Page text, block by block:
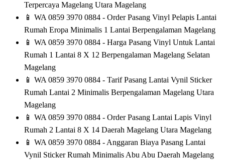
Terpercaya Magelang Utara Magelang
📱 WA 0859 3970 0884 - Order Pasang Vinyl Pelapis Lantai
Rumah Eropa Minimalis 1 Lantai Berpengalaman Magelang
📱 WA 0859 3970 0884 - Harga Pasang Vinyl Untuk Lantai
Rumah 1 Lantai 8 X 12 Berpengalaman Magelang Selatan
Magelang
📱 WA 0859 3970 0884 - Tarif Pasang Lantai Vynil Sticker
Rumah Lantai 2 Minimalis Berpengalaman Magelang Utara
Magelang
📱 WA 0859 3970 0884 - Order Pasang Lantai Lapis Vinyl
Rumah 2 Lantai 8 X 14 Daerah Magelang Utara Magelang
📱 WA 0859 3970 0884 - Anggaran Biaya Pasang Lantai
Vynil Sticker Rumah Minimalis Abu Abu Daerah Magelang